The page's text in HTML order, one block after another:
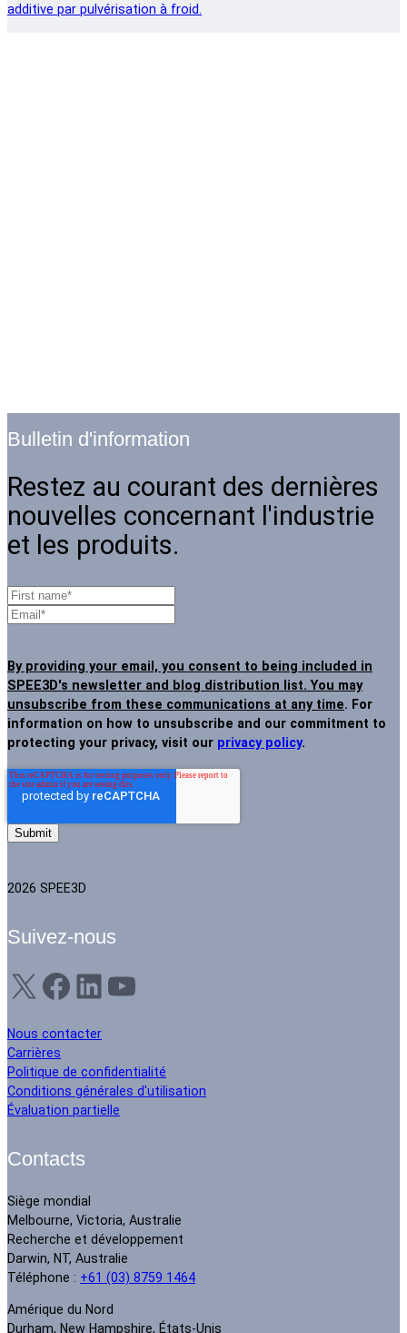
additive par pulvérisation à froid.
Bulletin d'information
Restez au courant des dernières
nouvelles concernant l'industrie
et les produits.
By providing your email, you consent to being included in
SPEE3D's newsletter and blog distribution list. You may
unsubscribe from these communications at any time. For
information on how to unsubscribe and our commitment to
protecting your privacy, visit our privacy policy.
2026 SPEE3D
Suivez-nous
X Facebook LinkedIn YouTube
Nous contacter
Carrières
Politique de confidentialité
Conditions générales d'utilisation
Évaluation partielle
Contacts
Siège mondial
Melbourne, Victoria, Australie
Recherche et développement
Darwin, NT, Australie
Téléphone : +61 (03) 8759 1464
Amérique du Nord
Durham, New Hampshire, États-Unis